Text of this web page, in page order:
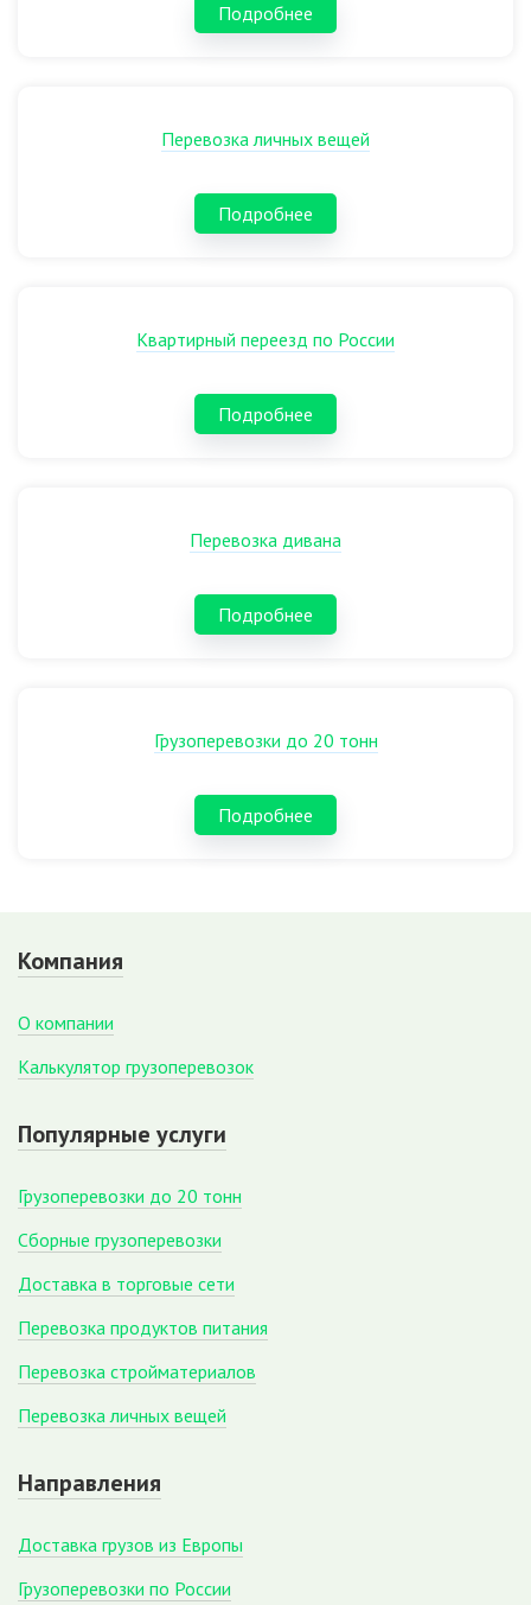
Подробнее
Перевозка личных вещей
Подробнее
Квартирный переезд по России
Подробнее
Перевозка дивана
Подробнее
Грузоперевозки до 20 тонн
Подробнее
Компания
О компании
Калькулятор грузоперевозок
Популярные услуги
Грузоперевозки до 20 тонн
Сборные грузоперевозки
Доставка в торговые сети
Перевозка продуктов питания
Перевозка стройматериалов
Перевозка личных вещей
Направления
Доставка грузов из Европы
Грузоперевозки по России